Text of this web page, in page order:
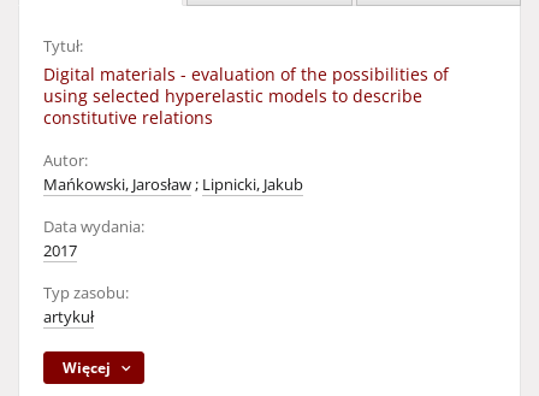
Tytuł:
Digital materials - evaluation of the possibilities of
using selected hyperelastic models to describe
constitutive relations
Autor:
Mańkowski, Jarosław; Lipnicki, Jakub
Data wydania:
2017
Typ zasobu:
artykuł
Więcej